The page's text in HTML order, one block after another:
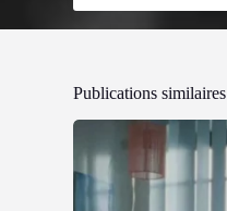
Publications similaires